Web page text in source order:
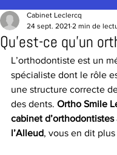
Qu’est-ce qu’un
Cabinet Leclercq
24 sept. 2021 2 min de
L’orthodontiste est un
spécialiste dont le rôle
une structure correcte
des dents. Ortho Smile
cabinet d’orthodontistes
l’Alleud, vous en dit plus